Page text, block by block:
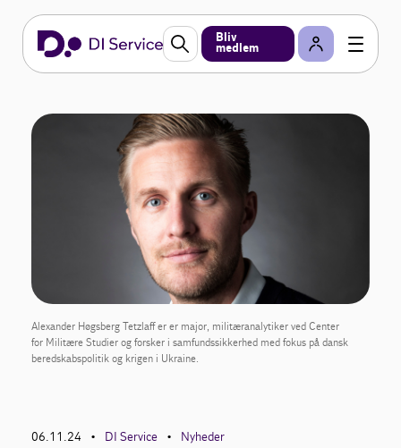
Bliv
medlem
Alexander Høgsberg Tetzlaff er er major, militæranalytiker ved Center
for Militære Studier og forsker i samfundssikkerhed med fokus på dansk
beredskabspolitik og krigen i Ukraine.
06.11.24 • DI Service • Nyheder